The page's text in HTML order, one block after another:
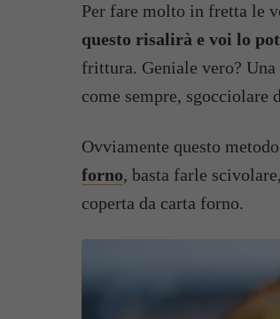
Per fare molto in fretta le
questo risalirà e voi lo
frittura. Geniale vero?
come sempre, sgocciolare
Ovviamente questo
forno, basta farle
coperta da carta forno.